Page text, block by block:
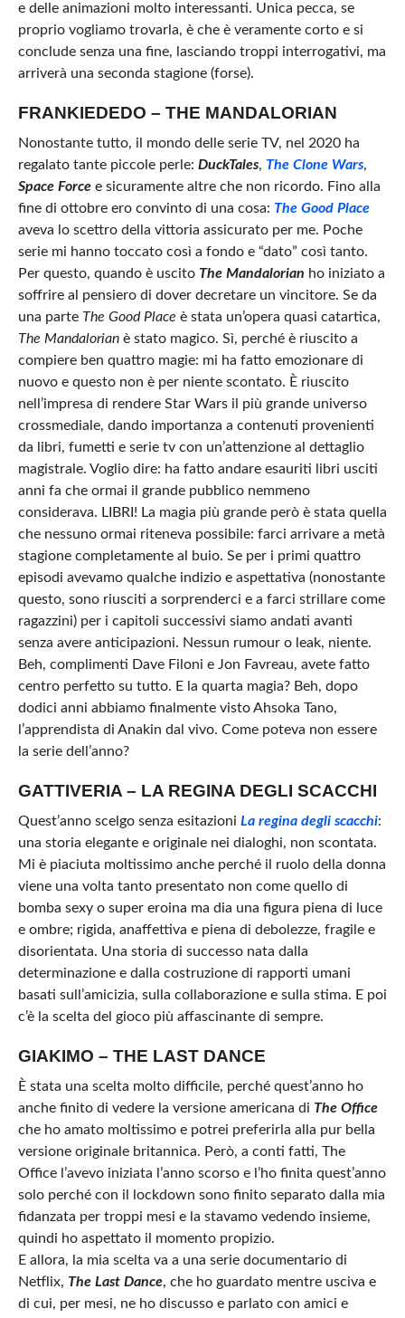
e delle animazioni molto interessanti. Unica pecca, se
proprio vogliamo trovarla, è che è veramente corto e si
conclude senza una fine, lasciando troppi interrogativi, ma
arriverà una seconda stagione (forse).
FRANKIEDEDO – THE MANDALORIAN
Nonostante tutto, il mondo delle serie TV, nel 2020 ha
regalato tante piccole perle: DuckTales, The Clone Wars,
Space Forcee sicuramente altre che non ricordo. Fino alla
fine di ottobre ero convinto di una cosa: The Good Place
aveva lo scettro della vittoria assicurato per me. Poche
serie mi hanno toccato così a fondo e “dato” così tanto.
Per questo, quando è uscito The Mandalorian ho iniziato a
soffrire al pensiero di dover decretare un vincitore. Se da
una parte The Good Place è stata un’opera quasi catartica,
The Mandalorianè stato magico. Sì, perché è riuscito a
compiere ben quattro magie: mi ha fatto emozionare di
nuovo e questo non è per niente scontato. È riuscito
nell’impresa di rendere Star Wars il più grande universo
crossmediale, dando importanza a contenuti provenienti
da libri, fumetti e serie tv con un’attenzione al dettaglio
magistrale. Voglio dire: ha fatto andare esauriti libri usciti
anni fa che ormai il grande pubblico nemmeno
considerava. LIBRI! La magia più grande però è stata quella
che nessuno ormai riteneva possibile: farci arrivare a metà
stagione completamente al buio. Se per i primi quattro
episodi avevamo qualche indizio e aspettativa (nonostante
questo, sono riusciti a sorprenderci e a farci strillare come
ragazzini) per i capitoli successivi siamo andati avanti
senza avere anticipazioni. Nessun rumour o leak, niente.
Beh, complimenti Dave Filoni e Jon Favreau, avete fatto
centro perfetto su tutto. E la quarta magia? Beh, dopo
dodici anni abbiamo finalmente visto Ahsoka Tano,
l’apprendista di Anakin dal vivo. Come poteva non essere
la serie dell’anno?
GATTIVERIA – LA REGINA DEGLI SCACCHI
Quest’anno scelgo senza esitazioni La regina degli scacchi:
una storia elegante e originale nei dialoghi, non scontata.
Mi è piaciuta moltissimo anche perché il ruolo della donna
viene una volta tanto presentato non come quello di
bomba sexy o super eroina ma dia una figura piena di luce
e ombre; rigida, anaffettiva e piena di debolezze, fragile e
disorientata. Una storia di successo nata dalla
determinazione e dalla costruzione di rapporti umani
basati sull’amicizia, sulla collaborazione e sulla stima. E poi
c’è la scelta del gioco più affascinante di sempre.
GIAKIMO – THE LAST DANCE
È stata una scelta molto difficile, perché quest’anno ho
anche finito di vedere la versione americana di The Office
che ho amato moltissimo e potrei preferirla alla pur bella
versione originale britannica. Però, a conti fatti, The
Office l’avevo iniziata l’anno scorso e l’ho finita quest’anno
solo perché con il lockdown sono finito separato dalla mia
fidanzata per troppi mesi e la stavamo vedendo insieme,
quindi ho aspettato il momento propizio.
E allora, la mia scelta va a una serie documentario di
Netflix, The Last Dance, che ho guardato mentre usciva e
di cui, per mesi, ne ho discusso e parlato con amici e